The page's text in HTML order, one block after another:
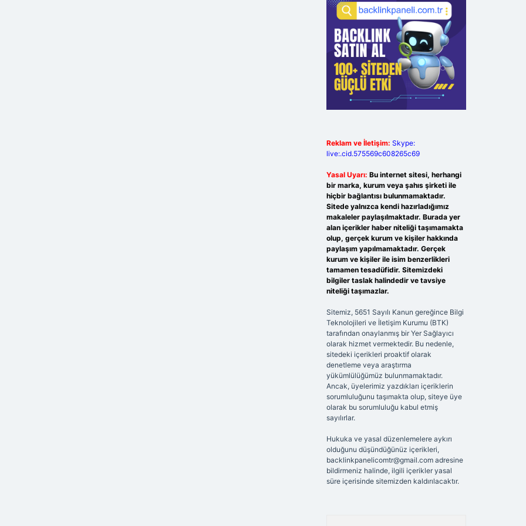
Reklam ve İletişim: Skype:
live:.cid.575569c608265c69
Yasal Uyarı: Bu internet sitesi, herhangi
bir marka, kurum veya şahıs şirketi ile
hiçbir bağlantısı bulunmamaktadır.
Sitede yalnızca kendi hazırladığımız
makaleler paylaşılmaktadır. Burada yer
alan içerikler haber niteliği taşımamakta
olup, gerçek kurum ve kişiler hakkında
paylaşım yapılmamaktadır. Gerçek
kurum ve kişiler ile isim benzerlikleri
tamamen tesadüfidir. Sitemizdeki
bilgiler taslak halindedir ve tavsiye
niteliği taşımazlar.
Sitemiz, 5651 Sayılı Kanun gereğince Bilgi
Teknolojileri ve İletişim Kurumu (BTK)
tarafından onaylanmış bir Yer Sağlayıcı
olarak hizmet vermektedir. Bu nedenle,
sitedeki içerikleri proaktif olarak
denetleme veya araştırma
yükümlülüğümüz bulunmamaktadır.
Ancak, üyelerimiz yazdıkları içeriklerin
sorumluluğunu taşımakta olup, siteye üye
olarak bu sorumluluğu kabul etmiş
sayılırlar.
Hukuka ve yasal düzenlemelere aykırı
olduğunu düşündüğünüz içerikleri,
backlinkpanelicomtr@gmail.comadresine
bildirmeniz halinde, ilgili içerikler yasal
süre içerisinde sitemizden kaldırılacaktır.